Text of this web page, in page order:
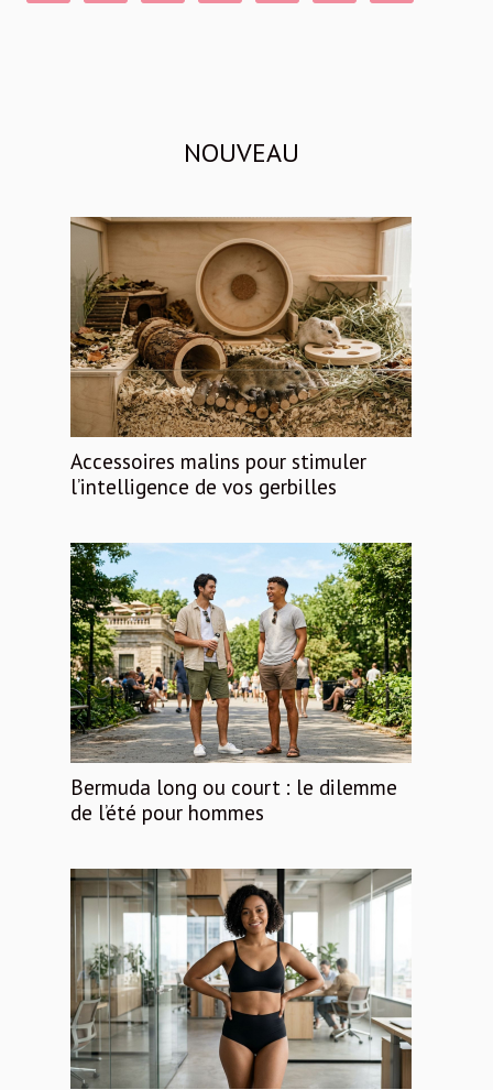
NOUVEAU
Accessoires malins pour stimuler
l’intelligence de vos gerbilles
Bermuda long ou court : le dilemme
de l’été pour hommes